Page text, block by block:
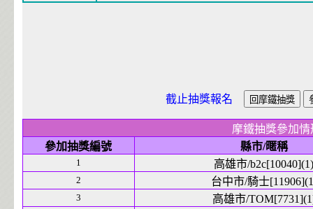
截止抽獎報名
摩鐵抽獎參加情
參加抽獎編號
縣市/暱稱
1 高雄市/b2c[10040](1)
2 台中市/騎士
3 高雄市/